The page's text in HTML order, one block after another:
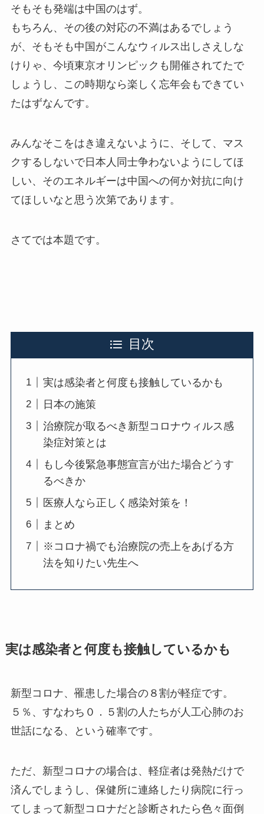
そもそも発端は中国のはず。
もちろん、その後の対応の不満はあるでしょう
が、そもそも中国がこんなウィルス出しさえしな
けりゃ、今頃東京オリンピックも開催されてたで
しょうし、この時期なら楽しく忘年会もできてい
たはずなんです。
みんなそこをはき違えないように、そして、マス
クするしないで日本人同士争わないようにしてほ
しい、そのエネルギーは中国への何か対抗に向け
てほしいなと思う次第であります。
さてでは本題です。
目次
実は感染者と何度も接触しているかも
日本の施策
治療院が取るべき新型コロナウィルス感
染症対策とは
もし今後緊急事態宣言が出た場合どうす
るべきか
医療人なら正しく感染対策を！
まとめ
※コロナ禍でも治療院の売上をあげる方
法を知りたい先生へ
実は感染者と何度も接触しているかも
新型コロナ、罹患した場合の８割が軽症です。
５％、すなわち０．５割の人たちが人工心肺のお
世話になる、という確率です。
ただ、新型コロナの場合は、軽症者は発熱だけで
済んでしまうし、保健所に連絡したり病院に行っ
てしまって新型コロナだと診断されたら色々面倒